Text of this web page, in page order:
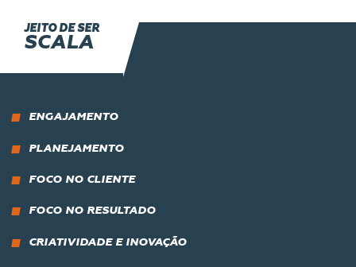
JEITO DE SER
SCALA
ENGAJAMENTO
PLANEJAMENTO
FOCO NO CLIENTE
FOCO NO RESULTADO
CRIATIVIDADE E INOVAÇÃO